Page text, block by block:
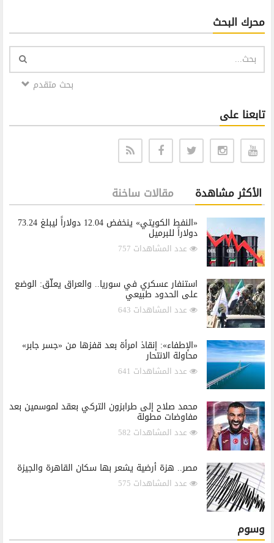
محرك البحث
بحث متقدم
تابعنا على
الأكثر مشاهدة مقالات ساخنة
«النفط الكويتي» ينخفض 12.04 دولاراً ليبلغ 73.24
دولاراً للبرميل
عدد المشاهدات 757
استنفار عسكري في سوريا.. والعراق يعلّق: الوضع
على الحدود طبيعي
عدد المشاهدات 643
«الإطفاء»: إنقاذ امرأة بعد قفزها من «جسر جابر»
محاولة الانتحار
عدد المشاهدات 641
محمد صلاح إلى طرابزون التركي بعقد لموسمين بعد
مفاوضات مطولة
عدد المشاهدات 582
مصر.. هزة أرضية يشعر بها سكان القاهرة والجيزة
عدد المشاهدات 575
وسوم